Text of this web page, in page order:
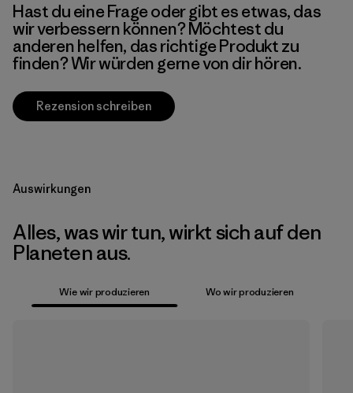
Hast du eine Frage oder gibt es etwas, das
wir verbessern können? Möchtest du
anderen helfen, das richtige Produkt zu
finden? Wir würden gerne von dir hören.
Rezension schreiben
Auswirkungen
Alles, was wir tun, wirkt sich auf den
Planeten aus.
Wie wir produzieren Wo wir produzieren